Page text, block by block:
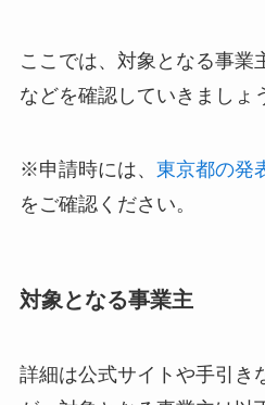
ここでは、対象となる事業
などを確認していきましょ
※申請時には、 東京都の発
をご確認ください。
対象となる事業主
詳細は公式サイトや手引き